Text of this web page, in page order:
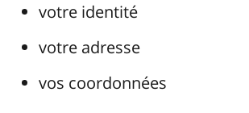
votre identité
votre adresse
vos coordonnées